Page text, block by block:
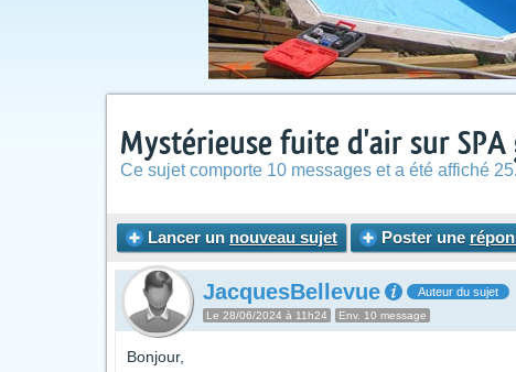
Mystérieuse fuite d'air sur
Ce sujet comporte 10 messages et a été affiché
Lancer un nouveau sujet Poster une
JacquesBellevue Auteur du sujet
Le 28/06/2024 à 11h24 Env. 10 message
Bonjour,